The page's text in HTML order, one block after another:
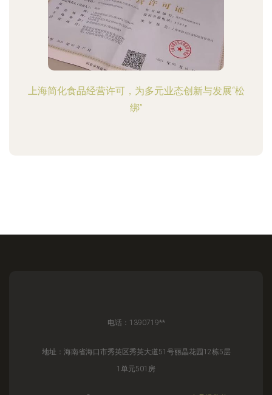
上海简化食品经营许可，为多元业态创新与发展“松
绑”
电话：1390719**
地址：海南省海口市秀英区秀英大道51号丽晶花园12栋5层
1单元501房